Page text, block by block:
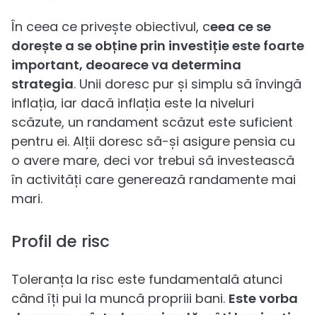
În ceea ce privește obiectivul, ceea ce se
dorește a se obține prin investiție este foarte
important, deoarece va determina
strategia. Unii doresc pur și simplu să învingă
inflația, iar dacă inflația este la niveluri
scăzute, un randament scăzut este suficient
pentru ei. Alții doresc să-și asigure pensia cu
o avere mare, deci vor trebui să investească
în activități care generează randamente mai
mari.
Profil de risc
Toleranța la risc este fundamentală atunci
când îți pui la muncă propriii bani. Este vorba